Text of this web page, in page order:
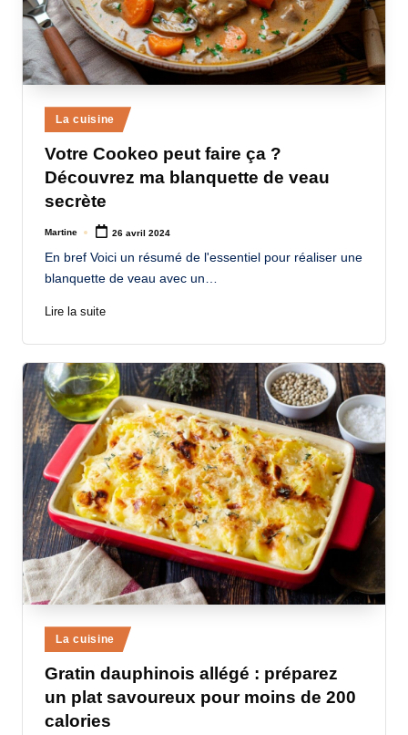
Posted
in
La cuisine
Votre Cookeo peut faire ça ?
Découvrez ma blanquette de veau
secrète
Posted
Martine 26 avril 2024
En bref Voici un résumé de l'essentiel pour réaliser une
blanquette de veau avec un…
Lire la suite
Posted
in
La cuisine
Gratin dauphinois allégé : préparez
un plat savoureux pour moins de 200
calories